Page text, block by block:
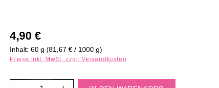
Regulärer Preis:
4,90 €
Inhalt: 60 g (81,67 € / 1000 g)
Preise inkl. MwSt. zzgl. Versandkosten